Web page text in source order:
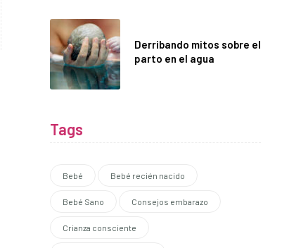
Derribando mitos sobre el
parto en el agua
Tags
Bebé Bebé recién nacido
Bebé Sano Consejos embarazo
Crianza consciente